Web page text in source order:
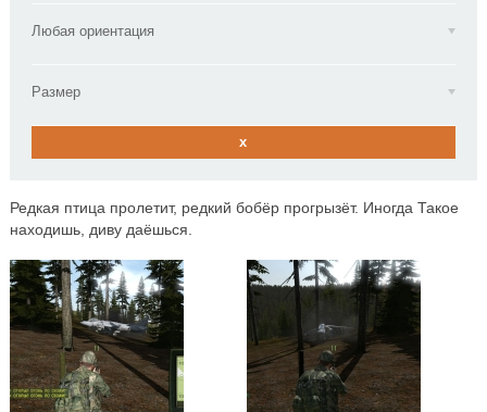
Любая ориентация
Размер
x
Редкая птица пролетит, редкий бобёр прогрызёт. Иногда Такое
находишь, диву даёшься.